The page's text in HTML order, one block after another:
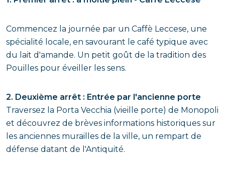
Commencez la journée par un Caffè Leccese, une
spécialité locale, en savourant le café typique avec
du lait d'amande. Un petit goût de la tradition des
Pouilles pour éveiller les sens.
2. Deuxième arrêt : Entrée par l'ancienne porte
Traversez la Porta Vecchia (vieille porte) de Monopoli
et découvrez de brèves informations historiques sur
les anciennes murailles de la ville, un rempart de
défense datant de l'Antiquité.